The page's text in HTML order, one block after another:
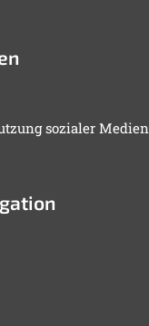
sozialer Medien